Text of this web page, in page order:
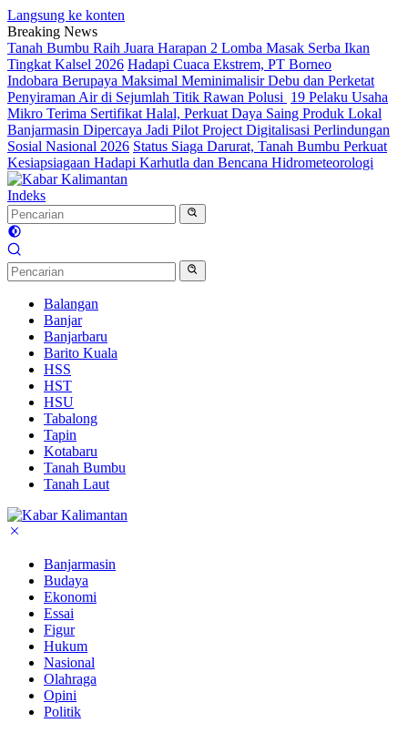
Langsung ke konten
Breaking News
Tanah Bumbu Raih Juara Harapan 2 Lomba Masak Serba Ikan
Tingkat Kalsel 2026 Hadapi Cuaca Ekstrem, PT Borneo
Indobara Berupaya Maksimal Meminimalisir Debu dan Perketat
Penyiraman Air di Sejumlah Titik Rawan Polusi 19 Pelaku Usaha
Mikro Terima Sertifikat Halal, Perkuat Daya Saing Produk Lokal
Banjarmasin Dipercaya Jadi Pilot Project Digitalisasi Perlindungan
Sosial Nasional 2026 Status Siaga Darurat, Tanah Bumbu Perkuat
Kesiapsiagaan Hadapi Karhutla dan Bencana Hidrometeorologi
Indeks
Balangan
Banjar
Banjarbaru
Barito Kuala
HSS
HST
HSU
Tabalong
Tapin
Kotabaru
Tanah Bumbu
Tanah Laut
Banjarmasin
Budaya
Ekonomi
Essai
Figur
Hukum
Nasional
Olahraga
Opini
Politik